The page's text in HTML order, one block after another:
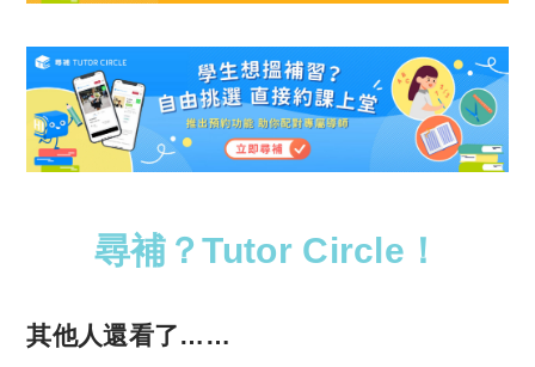
尋補？Tutor Circle！
其他人還看了……